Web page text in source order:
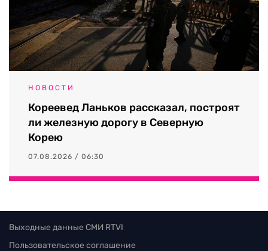
НОВОСТИ
Кореевед Ланьков рассказал, построят
ли железную дорогу в Северную
Корею
07.08.2026 / 06:30
Выходные данные СМИ RTVI
Пользовательское соглашение